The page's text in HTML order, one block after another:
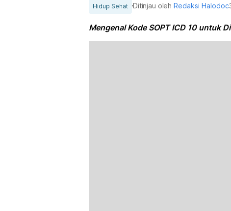
Hidup Sehat Ditinjau olehRedaksi Halodoc
Mengenal Kode SOPT ICD 10 untuk